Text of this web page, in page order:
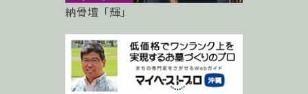
納骨壇「輝」